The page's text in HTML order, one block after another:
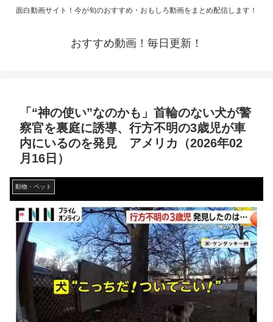
面白動画サイト！今が旬のおすすめ・おもしろ動画をまとめ配信します！
おすすめ動画！毎日更新！
「“神の使い”なのかも」首輪のない犬が警
察官を裏庭に誘導、行方不明の3歳児が車
内にいるのを発見 アメリカ（2026年02
月16日）
動物・ペット